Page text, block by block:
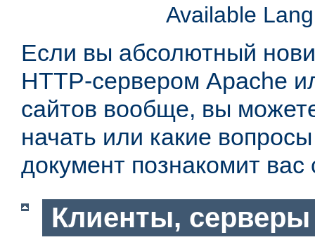
Available
Если вы абсолютный
HTTP-сервером Apache
сайтов вообще, вы
начать или какие
документ познакомит вас
Клиенты, серверы